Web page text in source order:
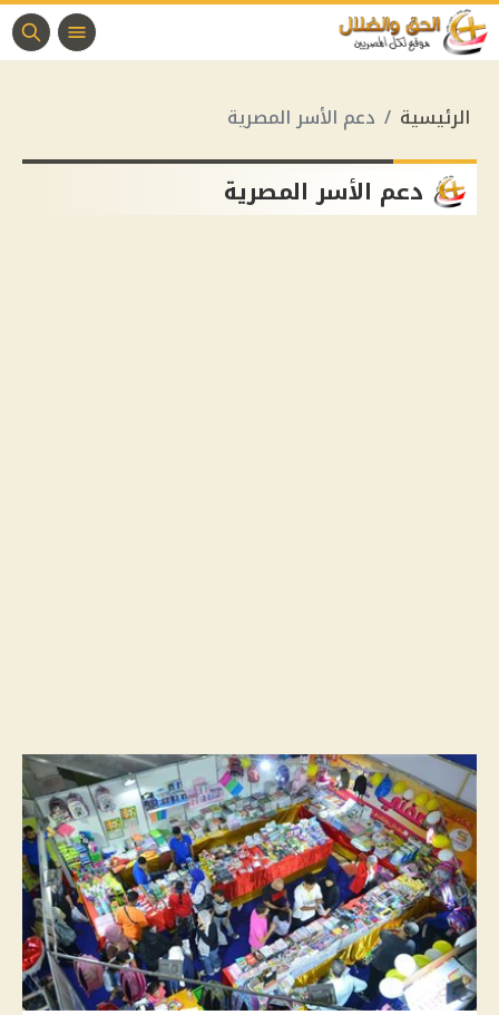
الرئيسية دعم الأسر المصرية
دعم الأسر المصرية